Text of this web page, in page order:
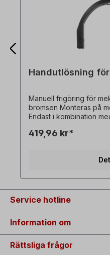
Handutlösning
Manuell frigöring för
bromsen Monteras på
Endast i kombination
icke-bindande
419,96 kr*
Service hotline
Information om
Rättsliga frågor